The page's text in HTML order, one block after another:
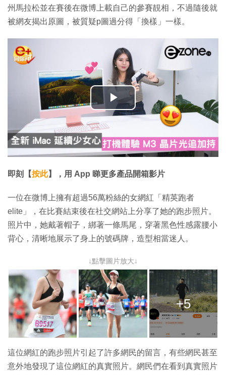
州馬拉松並在賽後在微博上載自己的參賽靚相，不過隨後就
被網友揭出原圖，被質疑p圖過分得「換樣」一樣。
播
影
片
即刻【按此】，用 App 睇更多產品開箱影片
一位在微博上擁有超過56萬粉絲的女網紅「精英跑者
elite」，在比賽結束後在社交網站上分享了她的跑步照片。
照片中，她戴著帽子，綁著一條馬尾，穿著黑色性感露腰小
背心，清晰地展示了身上的號碼牌，造型相當迷人。
↓點擊圖片放大↓
+5
這位網紅的跑步照片引起了許多網民的留言，有些網民甚至
意外地發現了這位網紅的真實照片。網民們在看到真實照片